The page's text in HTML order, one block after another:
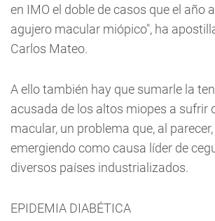
en IMO el doble de casos que el año
agujero macular miópico", ha
Carlos Mateo.
A ello también hay que sumarle la
acusada de los altos miopes a sufrir
macular, un problema que, al
emergiendo como causa líder de
diversos países industrializados.
EPIDEMIA DIABÉTICA